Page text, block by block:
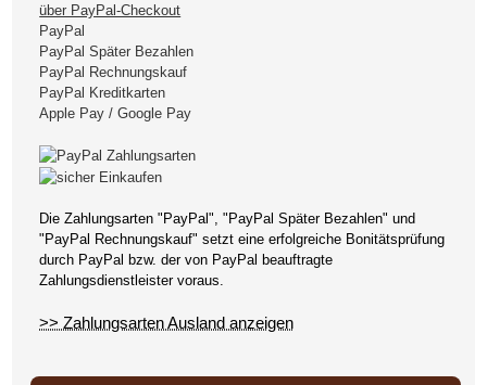
über PayPal-Checkout
PayPal
PayPal Später Bezahlen
PayPal Rechnungskauf
PayPal Kreditkarten
Apple Pay / Google Pay
Die Zahlungsarten "PayPal", "PayPal Später Bezahlen" und
"PayPal Rechnungskauf" setzt eine erfolgreiche Bonitätsprüfung
durch PayPal bzw. der von PayPal beauftragte
Zahlungsdienstleister voraus.
>> Zahlungsarten Ausland anzeigen